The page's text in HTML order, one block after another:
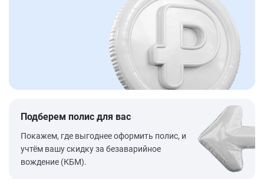
Подберем полис для вас
Покажем, где выгоднее оформить полис, и
учтём вашу скидку за безаварийное
вождение (КБМ).